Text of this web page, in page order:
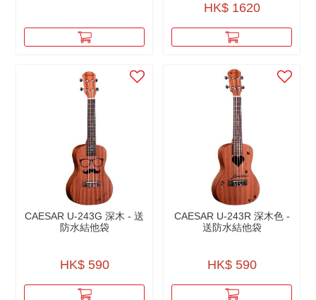
HK$ 1620
CAESAR U-243G 深木 - 送
防水結他袋
HK$ 590
CAESAR U-243R 深木色 -
送防水結他袋
HK$ 590